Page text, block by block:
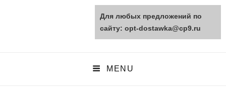
opt-dostawka.ru
MENU
Для любых предложений по
сайту: opt-dostawka@cp9.ru